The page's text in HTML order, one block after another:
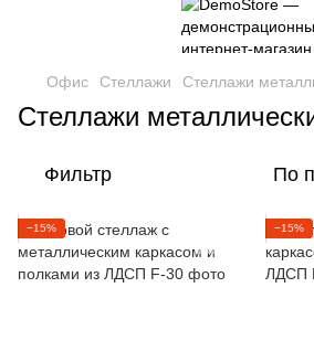
Офис Стеллажи Стеллажи
Стеллажи
Фильтр По
−15% −15%